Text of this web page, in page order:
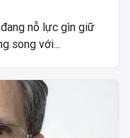
nỗ lực gìn giữ
song với...